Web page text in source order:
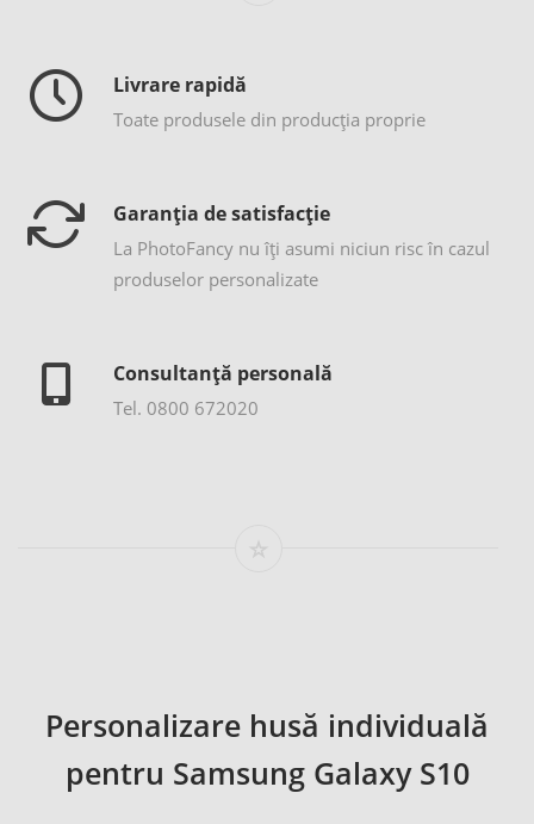
Livrare rapidă
Toate produsele din producția proprie
Garanția de satisfacție
La PhotoFancy nu îţi asumi niciun risc în cazul
produselor personalizate
Consultanță personală
Tel. 0800 672020
Personalizare husă individuală
pentru Samsung Galaxy S10